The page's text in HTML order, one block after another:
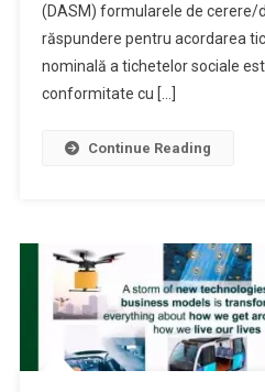
(DASM) formularele de cerere/
răspundere pentru acordarea
nominală a tichetelor sociale
conformitate cu […]
Continue Reading